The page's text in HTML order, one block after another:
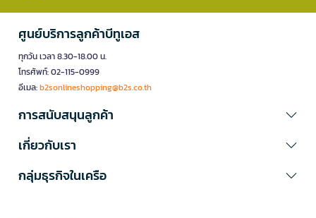
ศูนย์บริการลูกค้าบีทูเอส
ทุกวัน เวลา 8.30-18.00 น.
โทรศัพท์: 02-115-0999
อีเมล:b2sonlineshopping@b2s.co.th
การสนับสนุนลูกค้า
เกี่ยวกับเรา
กลุ่มธุรกิจในเครือ